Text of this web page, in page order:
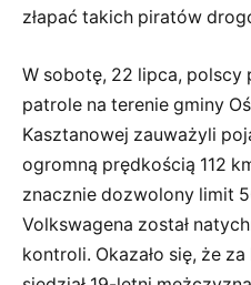
złapać takich piratów
W sobotę, 22 lipca,
patrole na terenie gminy
Kasztanowej zauważyli
ogromną prędkością 112
znacznie dozwolony limit
Volkswagena został
kontroli. Okazało się, że